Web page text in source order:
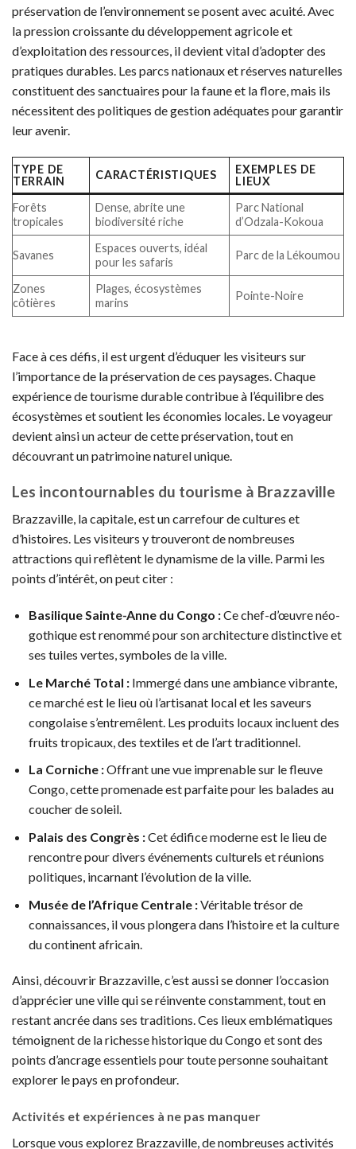
préservation de l’environnement se posent avec acuité. Avec
la pression croissante du développement agricole et
d’exploitation des ressources, il devient vital d’adopter des
pratiques durables. Les parcs nationaux et réserves naturelles
constituent des sanctuaires pour la faune et la flore, mais ils
nécessitent des politiques de gestion adéquates pour garantir
leur avenir.
TYPE DE
TERRAIN
CARACTÉRISTIQUES
EXEMPLES DE
LIEUX
Forêts
tropicales
Dense, abrite une
biodiversité riche
Parc National
d’Odzala-Kokoua
Savanes
Espaces ouverts, idéal
pour les safaris
Parc de la Lékoumou
Zones
côtières
Plages, écosystèmes
marins
Pointe-Noire
Face à ces défis, il est urgent d’éduquer les visiteurs sur
l’importance de la préservation de ces paysages. Chaque
expérience de tourisme durable contribue à l’équilibre des
écosystèmes et soutient les économies locales. Le voyageur
devient ainsi un acteur de cette préservation, tout en
découvrant un patrimoine naturel unique.
Les incontournables du tourisme à Brazzaville
Brazzaville, la capitale, est un carrefour de cultures et
d’histoires. Les visiteurs y trouveront de nombreuses
attractions qui reflètent le dynamisme de la ville. Parmi les
points d’intérêt, on peut citer :
Basilique Sainte-Anne du Congo :Ce chef-d’œuvre néo-
gothique est renommé pour son architecture distinctive et
ses tuiles vertes, symboles de la ville.
Le Marché Total :Immergé dans une ambiance vibrante,
ce marché est le lieu où l’artisanat local et les saveurs
congolaise s’entremêlent. Les produits locaux incluent des
fruits tropicaux, des textiles et de l’art traditionnel.
La Corniche :Offrant une vue imprenable sur le fleuve
Congo, cette promenade est parfaite pour les balades au
coucher de soleil.
Palais des Congrès :Cet édifice moderne est le lieu de
rencontre pour divers événements culturels et réunions
politiques, incarnant l’évolution de la ville.
Musée de l’Afrique Centrale :Véritable trésor de
connaissances, il vous plongera dans l’histoire et la culture
du continent africain.
Ainsi, découvrir Brazzaville, c’est aussi se donner l’occasion
d’apprécier une ville qui se réinvente constamment, tout en
restant ancrée dans ses traditions. Ces lieux emblématiques
témoignent de la richesse historique du Congo et sont des
points d’ancrage essentiels pour toute personne souhaitant
explorer le pays en profondeur.
Activités et expériences à ne pas manquer
Lorsque vous explorez Brazzaville, de nombreuses activités